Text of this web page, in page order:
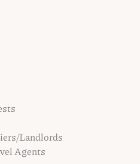
Landlords
Agents